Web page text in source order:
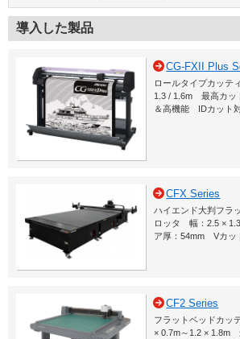
導入した製品
CG-FXII Plus
ロールタイプカッ
1.3 / 1.6m 最高カ
＆高機能 IDカット
CFX Series
ハイエンド大判フラ
ロッタ 幅：2.5 ×
ア厚：54mm Vカッ
CF2 Series
フラットベッドカッ
× 0.7m～1.2 × 1.8m